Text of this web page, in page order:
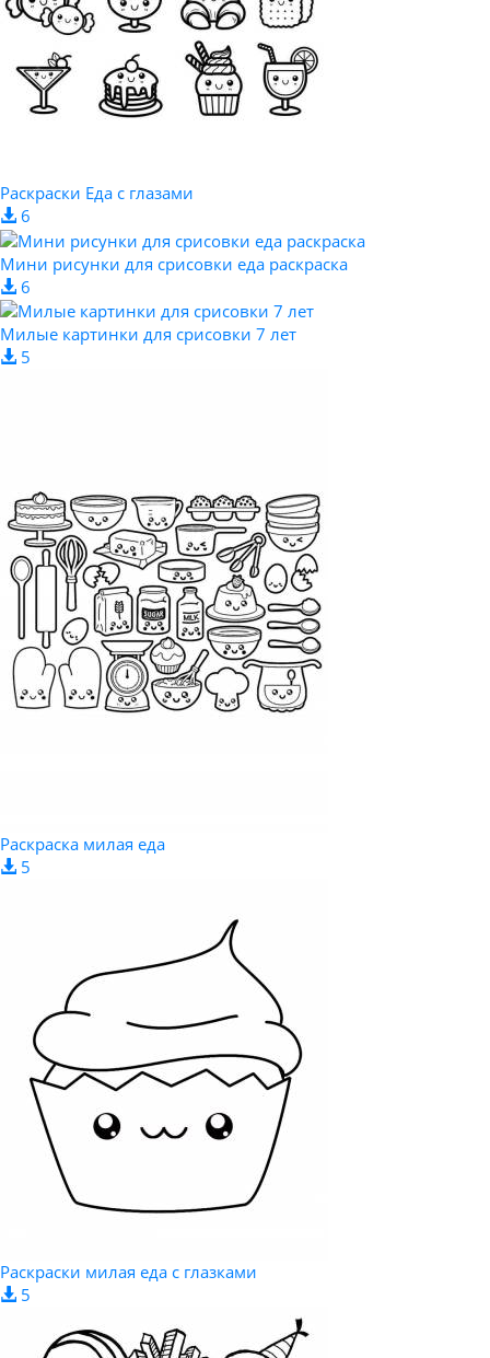
Раскраски Еда с глазами
6
Мини рисунки для срисовки еда раскраска
6
Милые картинки для срисовки 7 лет
5
Раскраска милая еда
5
Раскраски милая еда с глазками
5